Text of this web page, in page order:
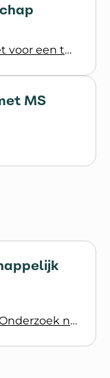
Wel of niet voor een tweede kindje gaan?
MS
Webinar 'Onderzoek naar MS' door Eva Strijbis terugkijken